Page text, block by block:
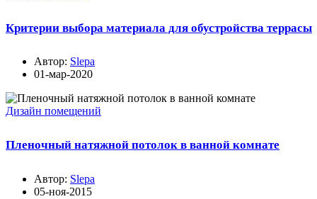
Критерии выбора материала для обустройства террасы
Автор: Slepa
01-мар-2020
Дизайн помещений
Пленочный натяжной потолок в ванной комнате
Автор: Slepa
05-ноя-2015